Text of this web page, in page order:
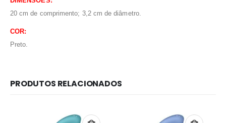
20 cm de comprimento; 3,2 cm de diâmetro.
COR:
Preto.
PRODUTOS RELACIONADOS